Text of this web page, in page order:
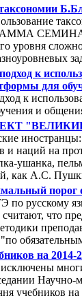
уровня
к
для
к
и
и наций на
ушанка,
как А.С.
русскому
что
на 2014-
учебников